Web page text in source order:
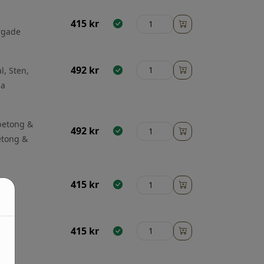
415 kr
Sten,
492 kr
&
&
492 kr
415 kr
415 kr